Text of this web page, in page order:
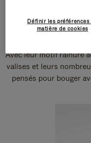
Sacs
Avec leur motif rainuré
valises et leurs
pensés pour bouger
Définir les préférences
matière de cookies